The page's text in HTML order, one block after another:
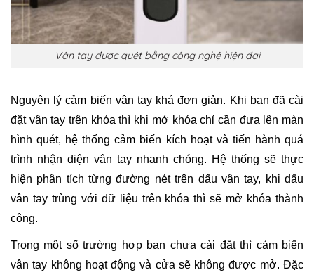
Vân tay được quét bằng công nghệ hiện đại
Nguyên lý cảm biến vân tay khá đơn giản. Khi bạn đã cài
đặt vân tay trên khóa thì khi mở khóa chỉ cần đưa lên màn
hình quét, hệ thống cảm biến kích hoạt và tiến hành quá
trình nhận diện vân tay nhanh chóng. Hệ thống sẽ thực
hiện phân tích từng đường nét trên dấu vân tay, khi dấu
vân tay trùng với dữ liệu trên khóa thì sẽ mở khóa thành
công.
Trong một số trường hợp bạn chưa cài đặt thì cảm biến
vân tay không hoạt động và cửa sẽ không được mở. Đặc